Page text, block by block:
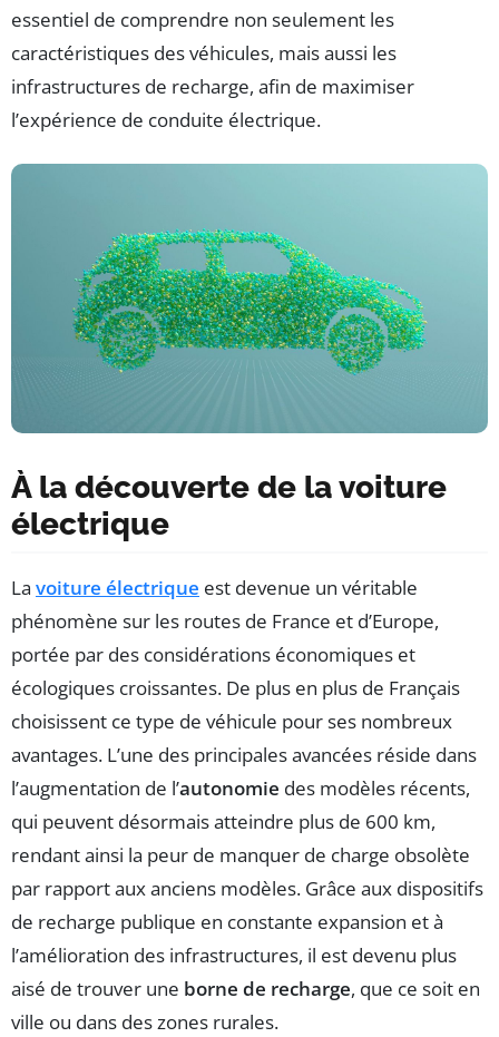
essentiel de comprendre non seulement les
caractéristiques des véhicules, mais aussi les
infrastructures de recharge, afin de maximiser
l’expérience de conduite électrique.
À la découverte de la voiture
électrique
La voiture électrique est devenue un véritable
phénomène sur les routes de France et d’Europe,
portée par des considérations économiques et
écologiques croissantes. De plus en plus de Français
choisissent ce type de véhicule pour ses nombreux
avantages. L’une des principales avancées réside dans
l’augmentation de l’autonomie des modèles récents,
qui peuvent désormais atteindre plus de 600 km,
rendant ainsi la peur de manquer de charge obsolète
par rapport aux anciens modèles. Grâce aux dispositifs
de recharge publique en constante expansion et à
l’amélioration des infrastructures, il est devenu plus
aisé de trouver une borne de recharge, que ce soit en
ville ou dans des zones rurales.